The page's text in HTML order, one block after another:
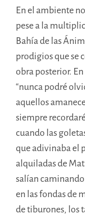
En el ambiente
pese a la
Bahía de las
prodigios que se
obra posterior.
“nunca podré
aquellos
siempre
cuando las
que adivinaba el
alquiladas de
salían
en las fondas de
de tiburones, los